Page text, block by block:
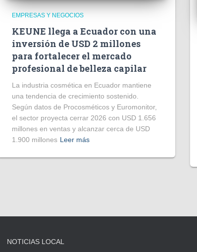
EMPRESAS Y NEGOCIOS
KEUNE llega a Ecuador con una
inversión de USD 2 millones
para fortalecer el mercado
profesional de belleza capilar
La industria cosmética en Ecuador mantiene
una tendencia de crecimiento sostenido.
Según datos de Procosméticos y Euromonitor,
el sector proyecta cerrar 2026 con USD 1.656
millones en ventas y alcanzar cerca de USD
1.900 millones Leer más
NOTICIAS LOCAL